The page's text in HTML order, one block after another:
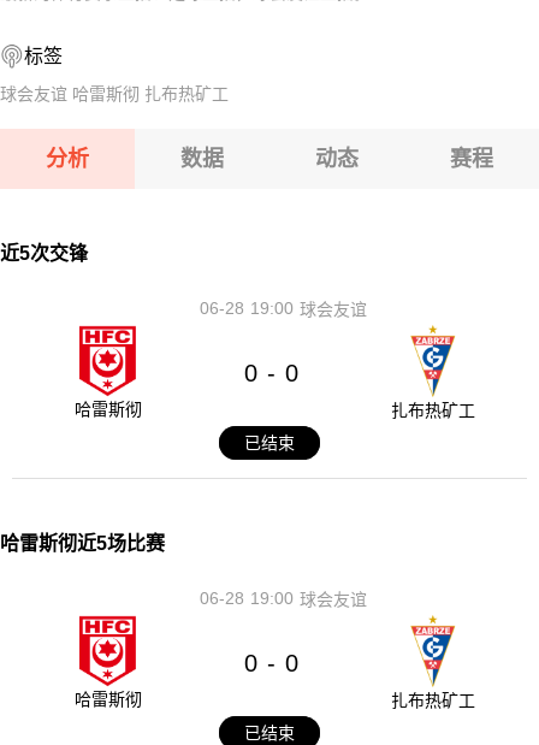
08-07 【欧锦U16A】 西班牙U16VS希腊U16
标签
球会友谊 哈雷斯彻 扎布热矿工
分析 数据 动态 赛程
近5次交锋
19:00
06-28 球会友谊
哈雷斯彻
0 - 0
扎布热矿工
已结束
哈雷斯彻近5场比赛
19:00
06-28 球会友谊
哈雷斯彻
0 - 0
扎布热矿工
已结束